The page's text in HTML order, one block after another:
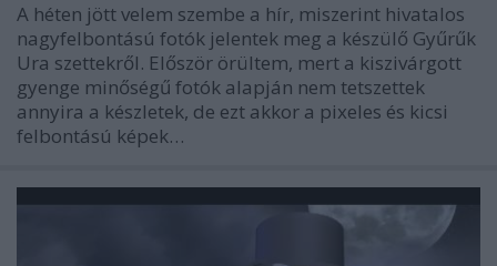
A héten jött velem szembe a hír, miszerint hivatalos
nagyfelbontású fotók jelentek meg a készülő Gyűrűk
Ura szettekről. Először örültem, mert a kiszivárgott
gyenge minőségű fotók alapján nem tetszettek
annyira a készletek, de ezt akkor a pixeles és kicsi
felbontású képek…